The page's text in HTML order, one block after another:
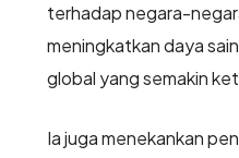
terhadap negara-
meningkatkan daya
global yang semakin
Ia juga menekankan